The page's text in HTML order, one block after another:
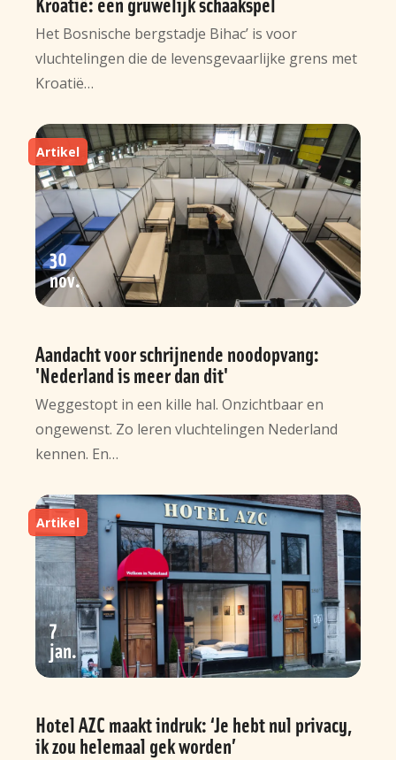
Het Bosnische bergstadje Bihac’ is voor
vluchtelingen die de levensgevaarlijke grens met
Kroatië…
Aandacht voor schrijnende noodopvang:
'Nederland is meer dan dit'
Artikel
30
nov
Weggestopt in een kille hal. Onzichtbaar en
ongewenst. Zo leren vluchtelingen Nederland
kennen. En…
Hotel AZC maakt indruk: ‘Je hebt nul privacy,
ik zou helemaal gek worden’
Artikel
7
jan